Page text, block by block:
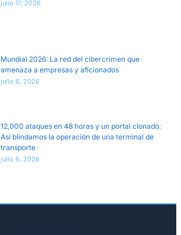
julio 17, 2026
Mundial 2026: La red del cibercrimen que
amenaza a empresas y aficionados
julio 6, 2026
12,000 ataques en 48 horas y un portal clonado:
Así blindamos la operación de una terminal de
transporte
julio 6, 2026